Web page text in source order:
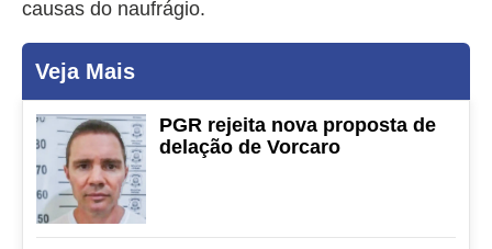
causas do naufrágio.
Veja Mais
PGR rejeita nova proposta de
delação de Vorcaro